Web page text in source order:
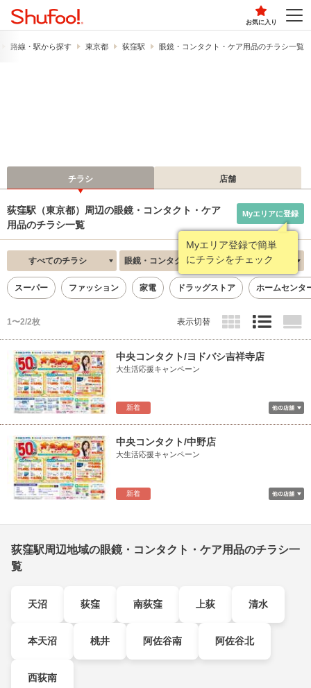
お気に入り
路線・駅から探す 東京都 荻窪駅 眼鏡・コンタクト・ケア用品のチラシ一覧
チラシ 店舗
荻窪駅（東京都）周辺の眼鏡・コンタクト・ケア
用品のチラシ一覧
Myエリア登録で簡単
にチラシをチェック
Myエリアに登録
すべてのチラシ 眼鏡・コンタクト・ケア用品 新着順
スーパー ファッション 家電 ドラッグストア ホームセンタ
1〜2/2枚 表示切替
新着
中央コンタクト/ヨドバシ吉祥寺店
大生活応援キャンペーン
新着
中央コンタクト/中野店
大生活応援キャンペーン
荻窪駅周辺地域の眼鏡・コンタクト・ケア用品のチラシ一
覧
天沼 荻窪 南荻窪 上荻 清水
本天沼 桃井 阿佐谷南 阿佐谷北
西荻南